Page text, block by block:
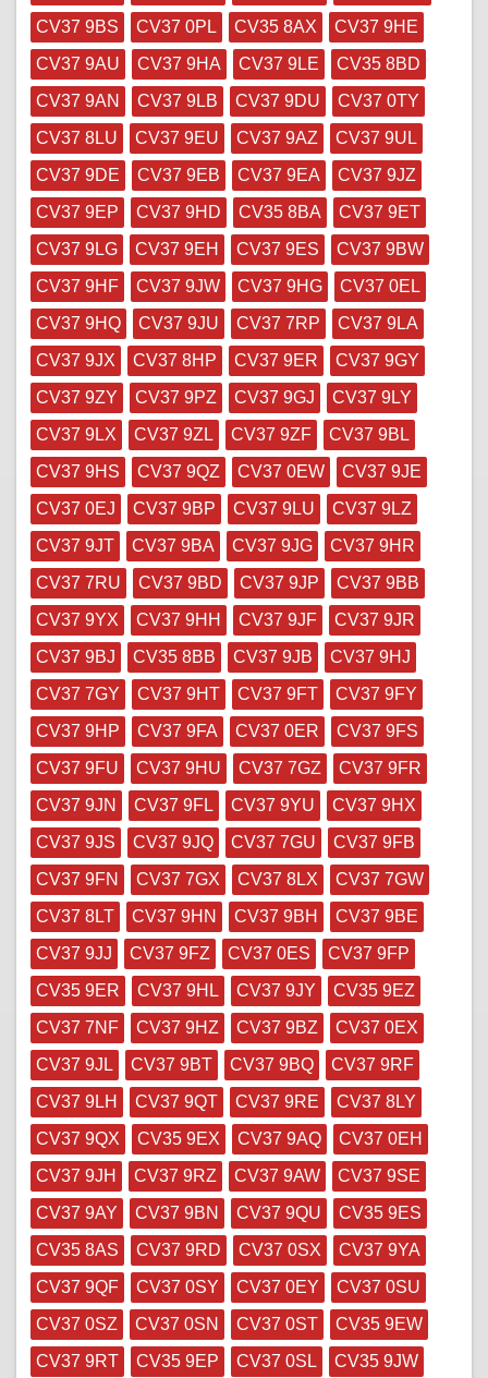
CV37 9BS
CV37 0PL CV35 8AX
CV37 9HE
CV37 9AU
CV37 9HA CV37 9LE
CV35 8BD
CV37 9AN
CV37 9LB CV37 9DU
CV37 0TY
CV37 8LU
CV37 9EU CV37 9AZ
CV37 9UL
CV37 9DE
CV37 9EB CV37 9EA
CV37 9JZ
CV37 9EP
CV37 9HD CV35 8BA
CV37 9ET
CV37 9LG
CV37 9EH CV37 9ES
CV37 9BW
CV37 9HF
CV37 9JW CV37 9HG
CV37 0EL
CV37 9HQ
CV37 9JU CV37 7RP
CV37 9LA
CV37 9JX
CV37 8HP CV37 9ER
CV37 9GY
CV37 9ZY
CV37 9PZ CV37 9GJ
CV37 9LY
CV37 9LX
CV37 9ZL CV37 9ZF
CV37 9BL
CV37 9HS
CV37 9QZ CV37 0EW
CV37 9JE
CV37 0EJ
CV37 9BP CV37 9LU
CV37 9LZ
CV37 9JT
CV37 9BA CV37 9JG
CV37 9HR
CV37 7RU
CV37 9BD CV37 9JP
CV37 9BB
CV37 9YX
CV37 9HH CV37 9JF
CV37 9JR
CV37 9BJ
CV35 8BB CV37 9JB
CV37 9HJ
CV37 7GY
CV37 9HT CV37 9FT
CV37 9FY
CV37 9HP
CV37 9FA CV37 0ER
CV37 9FS
CV37 9FU
CV37 9HU CV37 7GZ
CV37 9FR
CV37 9JN
CV37 9FL CV37 9YU
CV37 9HX
CV37 9JS
CV37 9JQ CV37 7GU
CV37 9FB
CV37 9FN
CV37 7GX CV37 8LX
CV37 7GW
CV37 8LT
CV37 9HN CV37 9BH
CV37 9BE
CV37 9JJ
CV37 9FZ CV37 0ES
CV37 9FP
CV35 9ER
CV37 9HL CV37 9JY
CV35 9EZ
CV37 7NF
CV37 9HZ CV37 9BZ
CV37 0EX
CV37 9JL
CV37 9BT CV37 9BQ
CV37 9RF
CV37 9LH
CV37 9QT CV37 9RE
CV37 8LY
CV37 9QX
CV35 9EX CV37 9AQ
CV37 0EH
CV37 9JH
CV37 9RZ CV37 9AW
CV37 9SE
CV37 9AY
CV37 9BN CV37 9QU
CV35 9ES
CV35 8AS
CV37 9RD CV37 0SX
CV37 9YA
CV37 9QF
CV37 0SY CV37 0EY
CV37 0SU
CV37 0SZ
CV37 0SN CV37 0ST
CV35 9EW
CV37 9RT
CV35 9EP CV37 0SL CV35 9JW